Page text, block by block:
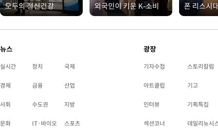
모두의 정신건강 외국인이 키운 K-소비 폰 리스시
뉴스
실시간 정치 국제
경제 금융 산업
사회 수도권 지방
문화 IT·바이오 스포츠
광장
기자수첩 스토리칼럼
아트클럽 기고
인터뷰 기획특집
섹션코너 데일리뉴시